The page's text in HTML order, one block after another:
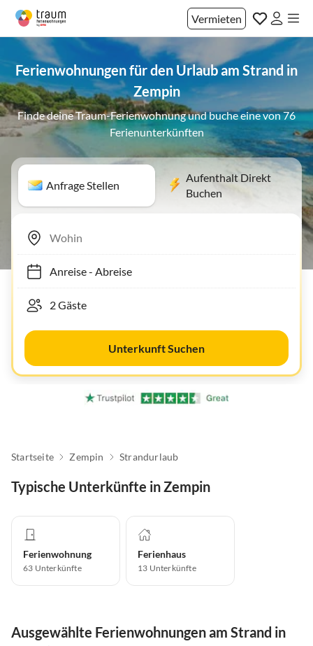
Vermieten
Ferienwohnungen für den Urlaub am Strand in
Zempin
Finde deine Traum-Ferienwohnung und buche eine von 76
Ferienunterkünften
Anfrage Stellen
Aufenthalt Direkt
Buchen
Anreise- Abreise
Unterkunft Suchen
Startseite Zempin Strandurlaub
Typische Unterkünfte in Zempin
Ferienwohnung
63 Unterkünfte
Ferienhaus
13 Unterkünfte
Ausgewählte Ferienwohnungen am Strand in